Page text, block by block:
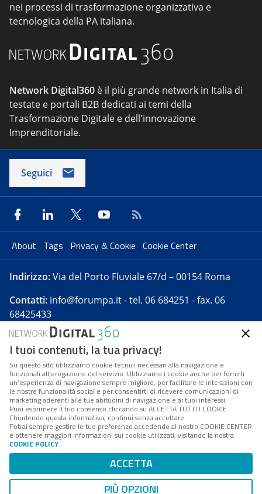
nei processi di trasformazione organizzativa e
tecnologica della PA italiana.
Network Digital360 è il più grande network in Italia di
testate e portali B2B dedicati ai temi della
Trasformazione Digitale e dell'innovazione
Imprenditoriale.
Seguici
About Tags Privacy & Cookie Cookie Center
Indirizzo:Via del Porto Fluviale 67/d – 00154 Roma
Contatti: info@forumpa.it- tel. 06 684251 - fax. 06
68425433
Forumpa.itè una pubblicazione telematica iscritta
presso Registro della stampa del Tribunale di Roma -
Reg. n. 182 del 2 maggio 2008 - Direttore resp. Michela
Stentella
FPA s.r.l. è società soggetta a Direzione e
Coordinamento da parte di Digital360 S.p.A. - FPA s.r.l.
è un'azienda certificata per il sistema di management
Codice Fiscale/Partita IVA n. 10693191008 - R.E.A. Roma
n. 1249791. ISP AWS
Mappa del sito
I tuoi contenuti, la tua privacy!
Su questo sito utilizziamo cookie tecnici necessari alla navigazione e
funzionali all’erogazione del servizio. Utilizziamo i cookie anche per fornirti
un’esperienza di navigazione sempre migliore, per facilitare le interazioni con
le nostre funzionalità social e per consentirti di ricevere comunicazioni di
marketing aderenti alle tue abitudini di navigazione e ai tuoi interessi.
Puoi esprimere il tuo consenso cliccando su ACCETTA TUTTI I COOKIE.
Chiudendo questa informativa, continui senza accettare.
Potrai sempre gestire le tue preferenze accedendo al nostro COOKIE CENTER
e ottenere maggiori informazioni sui cookie utilizzati, visitando la nostra
COOKIE POLICY.
ACCETTA
PIÙ OPZIONI